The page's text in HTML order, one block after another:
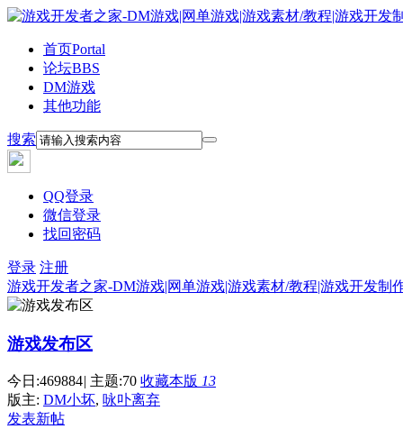
首页Portal
论坛BBS
DM游戏
其他功能
搜索
QQ登录
微信登录
找回密码
登录 注册
游戏开发者之家-DM游戏|网单游戏|游戏素材/教程|游戏开发制
游戏发布区
今日:469884| 主题:70 收藏本版 13
版主: DM小坏, 咏卟离弃
发表新帖